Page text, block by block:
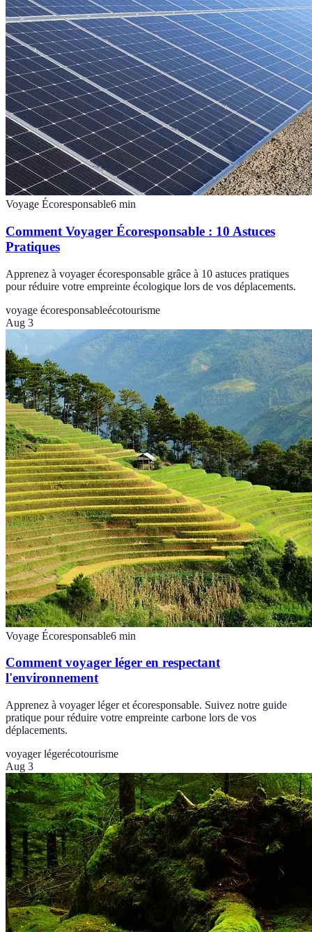
Voyage Écoresponsable6 min
Comment Voyager Écoresponsable : 10 Astuces
Pratiques
Apprenez à voyager écoresponsable grâce à 10 astuces pratiques
pour réduire votre empreinte écologique lors de vos déplacements.
voyage écoresponsableécotourisme
Aug 3
Voyage Écoresponsable6 min
Comment voyager léger en respectant
l'environnement
Apprenez à voyager léger et écoresponsable. Suivez notre guide
pratique pour réduire votre empreinte carbone lors de vos
déplacements.
voyager légerécotourisme
Aug 3